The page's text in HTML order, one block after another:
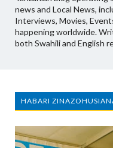
news and Local News,
Interviews, Movies,
happening worldwide.
both Swahili and English
HABARI